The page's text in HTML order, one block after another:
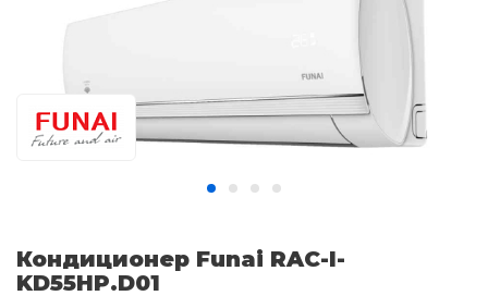
Кондиционер Funai RAC-I-
KD55HP.D01